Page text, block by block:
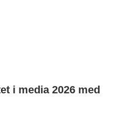
i media 2026 med